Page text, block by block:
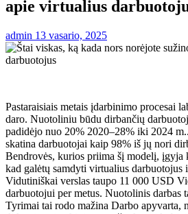
apie virtualius
admin 13 vasario, 2025
Pastaraisiais metais įdarbinimo procesai
daro. Nuotoliniu būdu dirbančių
padidėjo nuo 20% 2020–28% iki 2024 m.
skatina darbuotojai kaip 98% iš jų nori
Bendrovės, kurios priima šį modelį, įgyja
kad galėtų samdyti virtualius darbuotojus
Vidutiniškai verslas taupo 11 000 USD
darbuotojui per metus. Nuotolinis darbas
Tyrimai tai rodo mažina Darbo apyvarta,